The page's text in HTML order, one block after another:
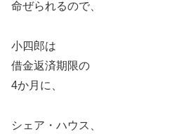
命ぜられるので、
小四郎は
借金返済期限の
4か月に、
シェア・ハウス、